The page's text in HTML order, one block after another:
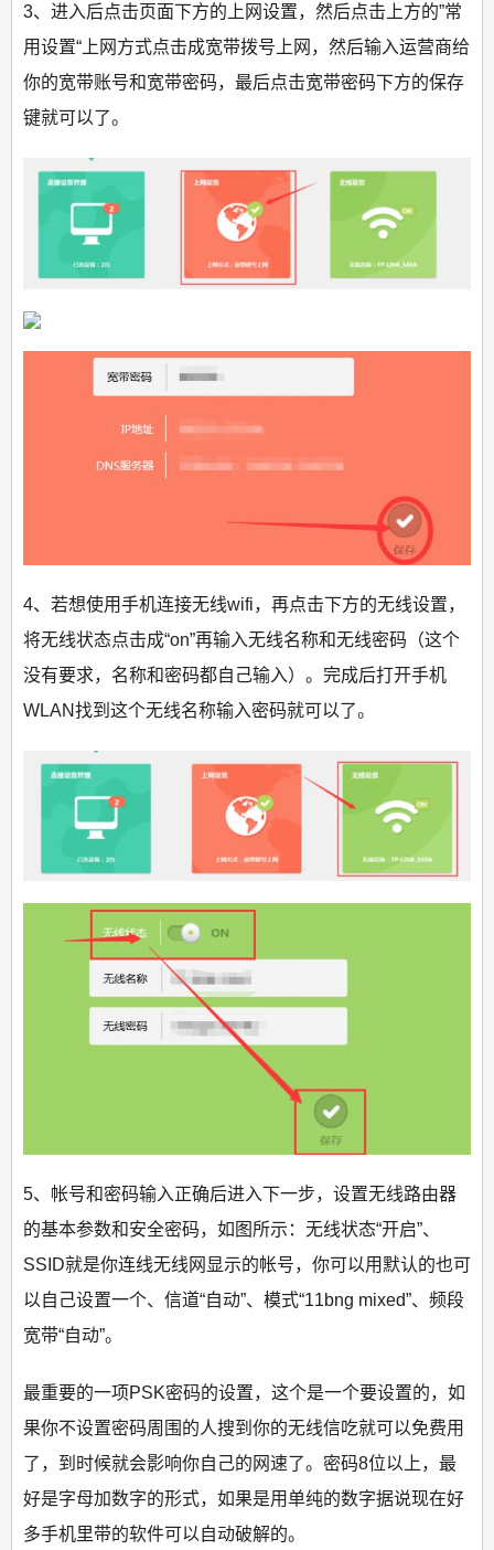
3、进入后点击页面下方的上网设置，然后点击上方的”常
用设置“上网方式点击成宽带拨号上网，然后输入运营商给
你的宽带账号和宽带密码，最后点击宽带密码下方的保存
键就可以了。
4、若想使用手机连接无线wifi，再点击下方的无线设置，
将无线状态点击成“on”再输入无线名称和无线密码（这个
没有要求，名称和密码都自己输入）。完成后打开手机
WLAN找到这个无线名称输入密码就可以了。
5、帐号和密码输入正确后进入下一步，设置无线路由器
的基本参数和安全密码，如图所示：无线状态“开启”、
SSID就是你连线无线网显示的帐号，你可以用默认的也可
以自己设置一个、信道“自动”、模式“11bng mixed”、频段
宽带“自动”。
最重要的一项PSK密码的设置，这个是一个要设置的，如
果你不设置密码周围的人搜到你的无线信吃就可以免费用
了，到时候就会影响你自己的网速了。密码8位以上，最
好是字母加数字的形式，如果是用单纯的数字据说现在好
多手机里带的软件可以自动破解的。